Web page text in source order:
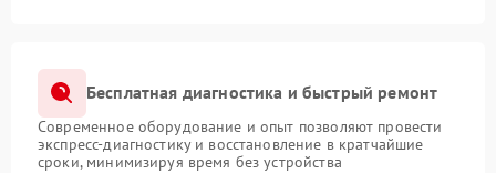
Бесплатная диагностика и быстрый ремонт
Современное оборудование и опыт позволяют провести
экспресс-диагностику и восстановление в кратчайшие
сроки, минимизируя время без устройства